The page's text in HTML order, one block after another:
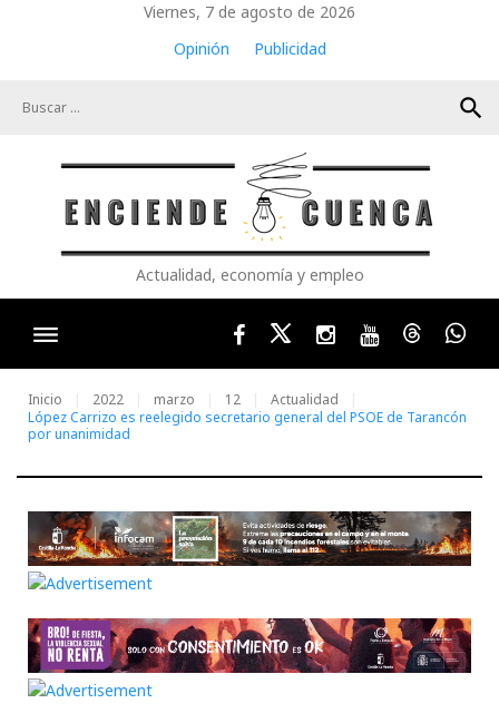
Viernes, 7 de agosto de 2026
Opinión
Publicidad
search
Actualidad, economía y empleo
FacebookTwitterInstagram
YoutubeThreads
Inicio 2022 marzo 12
Actualidad
López Carrizo es reelegido secretario general del PSOE de Tarancón
por unanimidad